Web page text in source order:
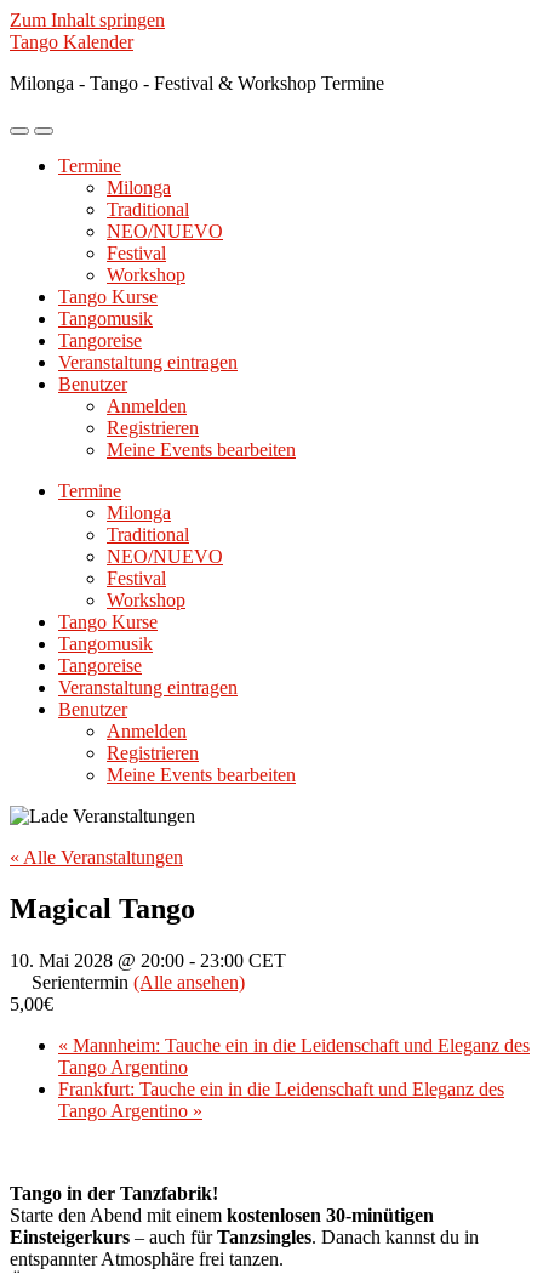
Zum Inhalt springen
Tango Kalender
Milonga - Tango - Festival & Workshop Termine
Mobile-
ein-/ausblenden
Suchfeld
ein-/ausblenden
Termine
Milonga
Traditional
NEO/NUEVO
Festival
Workshop
Tango Kurse
Tangomusik
Tangoreise
Veranstaltung eintragen
Benutzer
Anmelden
Registrieren
Meine Events bearbeiten
Termine
Milonga
Traditional
NEO/NUEVO
Festival
Workshop
Tango Kurse
Tangomusik
Tangoreise
Veranstaltung eintragen
Benutzer
Anmelden
Registrieren
Meine Events bearbeiten
« Alle Veranstaltungen
Magical Tango
10. Mai 2028 @ 20:00 - 23:00 CET
Serientermin (Alle ansehen)
5,00€
« Mannheim: Tauche ein in die Leidenschaft und Eleganz des
Tango Argentino
Frankfurt: Tauche ein in die Leidenschaft und Eleganz des
Tango Argentino »
Tango in der Tanzfabrik!
Starte den Abend mit einem kostenlosen 30-minütigen
Einsteigerkurs – auch fürTanzsingles. Danach kannst du in
entspannter Atmosphäre frei tanzen.